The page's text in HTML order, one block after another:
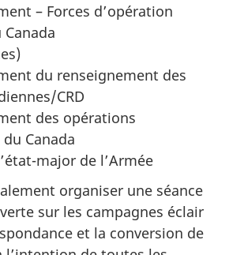
– Forces d’opération
du renseignement des
CRD
des opérations
Canada
major de l’Armée
organiser une séance
sur les campagnes éclair
et la conversion de